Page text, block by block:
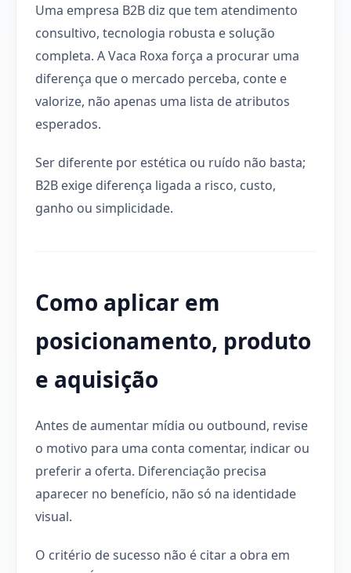
Uma empresa B2B diz que tem atendimento
consultivo, tecnologia robusta e solução
completa. A Vaca Roxa força a procurar uma
diferença que o mercado perceba, conte e
valorize, não apenas uma lista de atributos
esperados.
Ser diferente por estética ou ruído não basta;
B2B exige diferença ligada a risco, custo,
ganho ou simplicidade.
Como aplicar em
posicionamento, produto
e aquisição
Antes de aumentar mídia ou outbound, revise
o motivo para uma conta comentar, indicar ou
preferir a oferta. Diferenciação precisa
aparecer no benefício, não só na identidade
visual.
O critério de sucesso não é citar a obra em